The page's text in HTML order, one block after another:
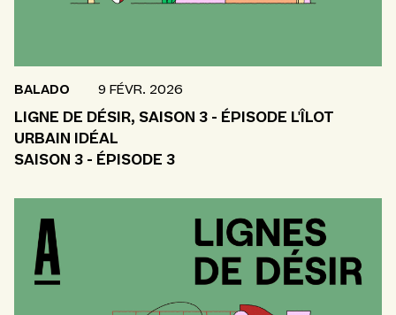
BALADO 9 FÉVR. 2026
LIGNE DE DÉSIR, SAISON 3 - ÉPISODE L'ÎLOT
URBAIN IDÉAL
SAISON 3 - ÉPISODE 3